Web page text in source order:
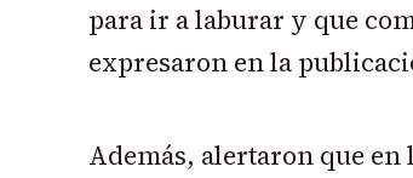
para ir a laburar y que
expresaron en la
Además, alertaron que